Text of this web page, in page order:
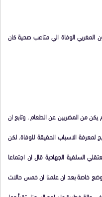
المغربي الوفاة الي متاعب صحية كان
يكن من المضربين عن الطعام . وتابع ان
الاسباب الحقيقة للوفاة. لكن
السلفية الجهادية قال ان اجتماعا
خاصة بعد ان علمنا ان خمس حالات